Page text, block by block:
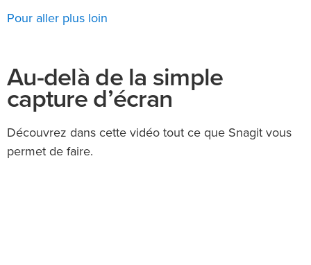
Au-delà de la simple
capture d’écran
Découvrez dans cette vidéo tout ce que Snagit vous
permet de faire.
Pour aller plus loin